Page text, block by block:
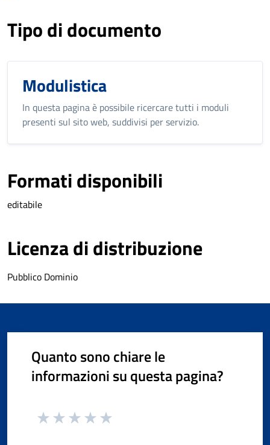
Tipo di documento
Modulistica
In questa pagina è possibile ricercare tutti i moduli
presenti sul sito web, suddivisi per servizio.
Formati disponibili
editabile
Licenza di distribuzione
Pubblico Dominio
Quanto sono chiare le
informazioni su questa pagina?